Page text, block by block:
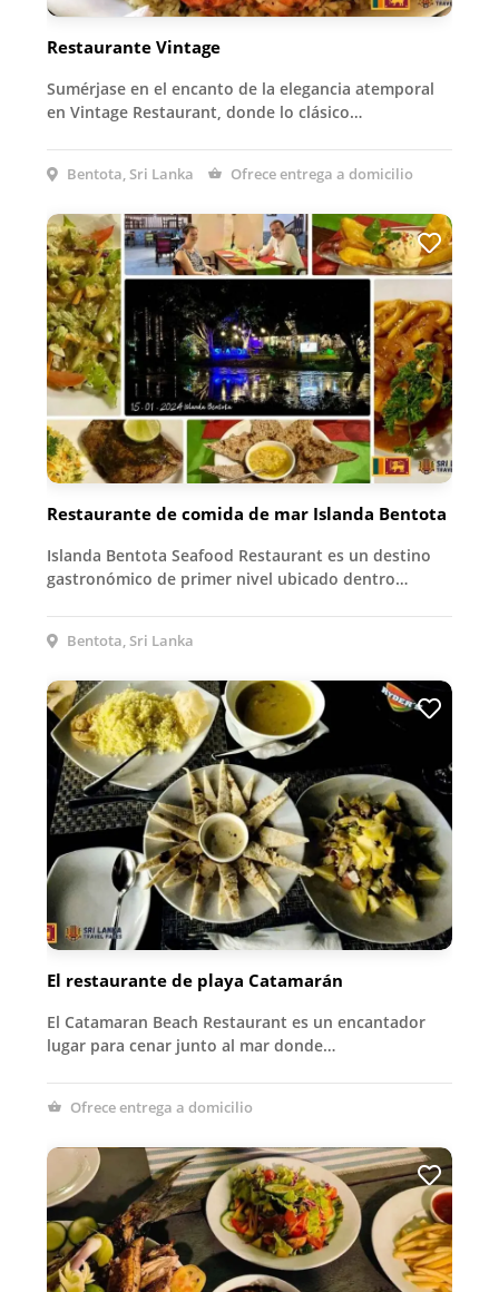
Restaurante Vintage
Sumérjase en el encanto de la elegancia atemporal
en Vintage Restaurant, donde lo clásico…
Bentota, Sri Lanka Ofrece entrega a domicilio
Restaurante de comida de mar Islanda Bentota
Islanda Bentota Seafood Restaurant es un destino
gastronómico de primer nivel ubicado dentro…
Bentota, Sri Lanka
El restaurante de playa Catamarán
El Catamaran Beach Restaurant es un encantador
lugar para cenar junto al mar donde…
Ofrece entrega a domicilio